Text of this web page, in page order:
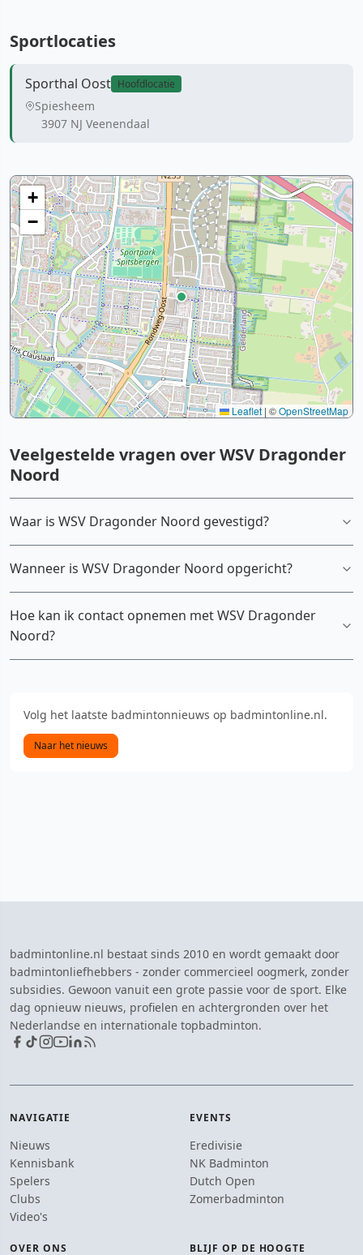
Sportlocaties
Sporthal Oost Hoofdlocatie
Spiesheem
3907 NJ Veenendaal
+
−
Leaflet | ©OpenStreetMap
Veelgestelde vragen over WSV Dragonder
Noord
Waar is WSV Dragonder Noord gevestigd?
Wanneer is WSV Dragonder Noord opgericht?
Hoe kan ik contact opnemen met WSV Dragonder
Noord?
Volg het laatste badmintonnieuws op badmintonline.nl.
Naar het nieuws
badmintonline.nl bestaat sinds 2010 en wordt gemaakt door
badmintonliefhebbers - zonder commercieel oogmerk, zonder
subsidies. Gewoon vanuit een grote passie voor de sport. Elke
dag opnieuw nieuws, profielen en achtergronden over het
Nederlandse en internationale topbadminton.
NAVIGATIE
Nieuws
Kennisbank
Spelers
Clubs
Video's
EVENTS
Eredivisie
NK Badminton
Dutch Open
Zomerbadminton
OVER ONS BLIJF OP DE HOOGTE